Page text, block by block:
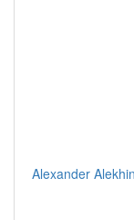
Alexander